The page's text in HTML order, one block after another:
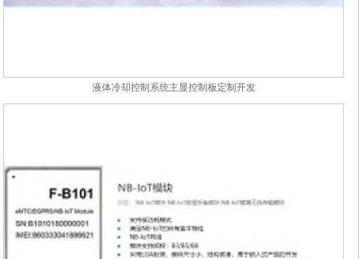
液体冷却控制系统主显控制板定制开发